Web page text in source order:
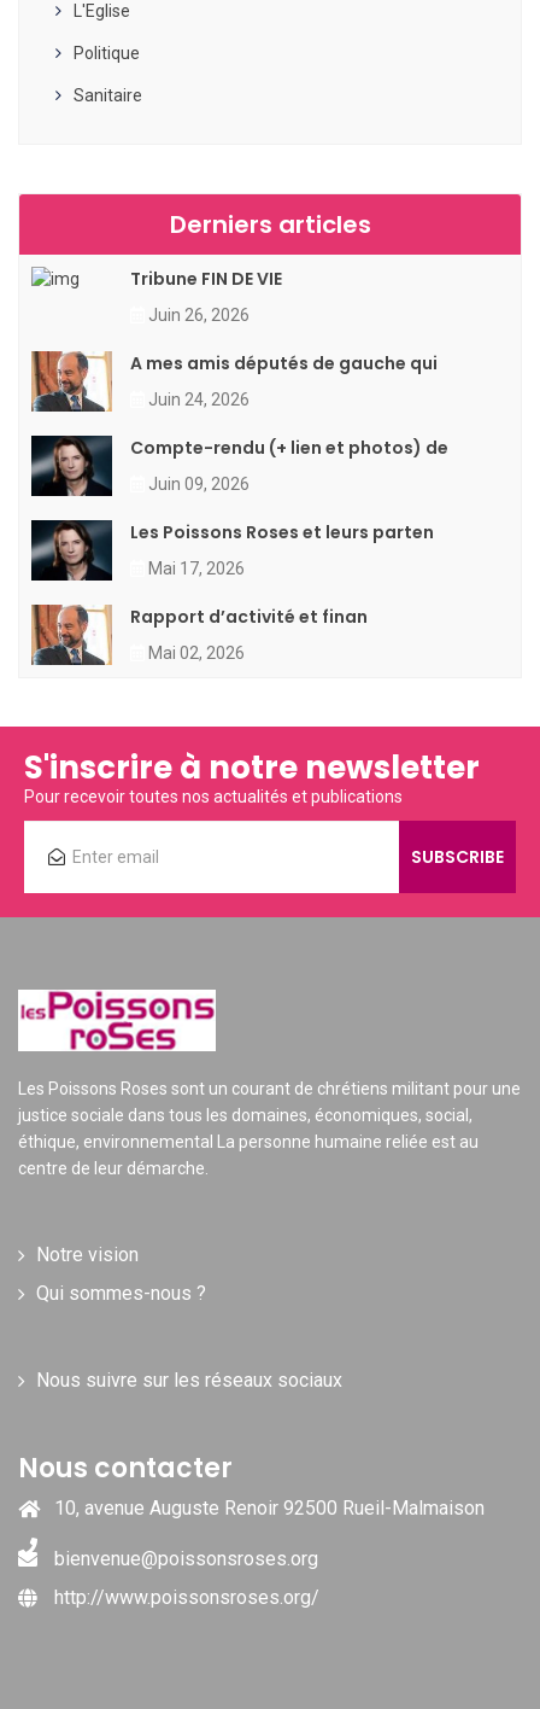
L'Eglise
Politique
Sanitaire
Derniers articles
Tribune FIN DE VIE
Juin 26, 2026
A mes amis députés de gauche qui
Juin 24, 2026
Compte-rendu (+ lien et photos) de
Juin 09, 2026
Les Poissons Roses et leurs parten
Mai 17, 2026
Rapport d’activité et finan
Mai 02, 2026
S'inscrire à notre newsletter
Pour recevoir toutes nos actualités et publications
Les Poissons Roses sont un courant de chrétiens militant pour une
justice sociale dans tous les domaines, économiques, social,
éthique, environnemental La personne humaine reliée est au
centre de leur démarche.
Notre vision
Qui sommes-nous ?
Nous suivre sur les réseaux sociaux
Nous contacter
10, avenue Auguste Renoir 92500 Rueil-Malmaison
bienvenue@poissonsroses.org
http://www.poissonsroses.org/